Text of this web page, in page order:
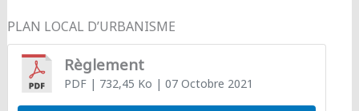
PLAN LOCAL D’URBANISME
Règlement
PDF| 732,45 Ko | 07 Octobre 2021